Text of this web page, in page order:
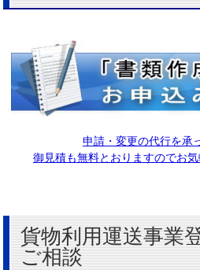
申請・変更の代行を承
御見積も無料とおりますのでお気
貨物利用運送事業
ご相談